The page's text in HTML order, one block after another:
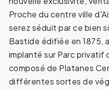
Proche du centre ville
serez séduit par ce bien
Bastide édifiée en 1875,
implanté sur Parc privatif
composé de Platanes
différentes sortes de